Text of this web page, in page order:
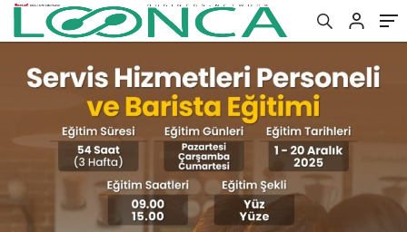
Komitesi’nden Nitelikli İş Gücüne Katkı